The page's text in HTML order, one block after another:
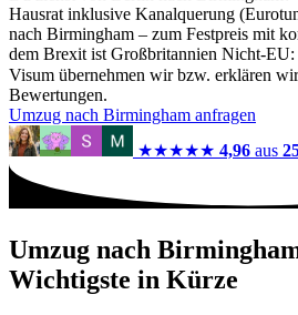
Hausrat inklusive Kanalquerung
nach Birmingham – zum Festpreis mit
dem Brexit ist Großbritannien Nicht-
Visum übernehmen wir bzw. erklären
Bewertungen.
Umzug nach Birmingham anfragen
★★★★★ 4,96 aus
Umzug nach
Wichtigste in Kürze